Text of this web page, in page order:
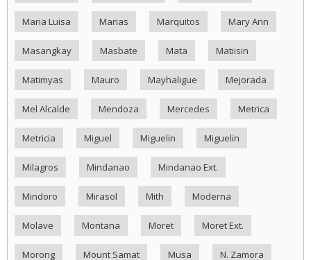
Maria Luisa Marias Marquitos Mary Ann
Masangkay Masbate Mata Matiisin
Matimyas Mauro Mayhaligue Mejorada
Mel Alcalde Mendoza Mercedes Metrica
Metricia Miguel Miguelin Miguelin
Milagros Mindanao Mindanao Ext.
Mindoro Mirasol Mith Moderna
Molave Montana Moret Moret Ext.
Morong Mount Samat Musa N. Zamora